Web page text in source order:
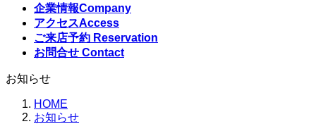
企業情報Company
アクセスAccess
ご来店予約 Reservation
お問合せ Contact
お知らせ
HOME
お知らせ